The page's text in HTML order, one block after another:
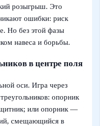
розыгрыш. Это
ошибки: риск
Но без этой фазы
навеса и борьбы.
в центре поля
оси. Игра через
опорник
или опорник —
смещающийся в